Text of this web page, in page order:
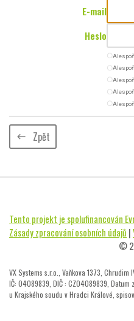
E-mail
Heslo
radio_button_unchecked
radio_button_unchecked
radio_button_unchecked
radio_button_unchecked
radio_button_unchecked
keyboard_backspace Zpět
Tento projekt je spolufinancován
Zásady zpracování osobních údajů |
©
VX Systems s.r.o., Vaňkova 1373, Chrudim
IČ: 04089839, DIČ : CZ04089839, Datum
u Krajského soudu v Hradci Králové,